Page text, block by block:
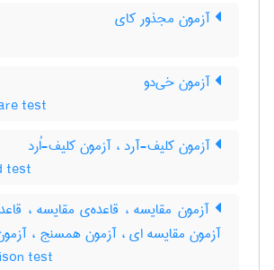
آزمون مجذور کای
آزمون خی‌دو
test
آزمون کلیف-آرد ، آزمون کلیف-اُرد
test
آزمون مقایسه ، قاعده‌ی مقایسه ،
آزمون مقایسه ای ، آزمون همسنج ،
test